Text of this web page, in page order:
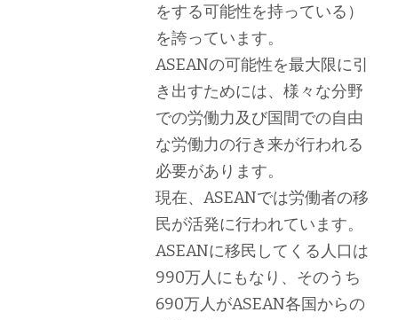
をする可能性を持っている）
を誇っています。
ASEANの可能性を最大限に引
き出すためには、様々な分野
での労働力及び国間での自由
な労働力の行き来が行われる
必要があります。
現在、ASEANでは労働者の移
民が活発に行われています。
ASEANに移民してくる人口は
990万人にもなり、そのうち
690万人がASEAN各国からの